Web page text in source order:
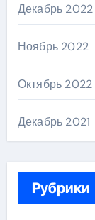
Декабрь 2022
Ноябрь 2022
Октябрь 2022
Декабрь 2021
Рубрики